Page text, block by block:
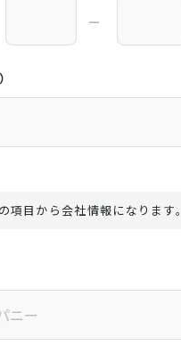
―
項目から会社情報になります。